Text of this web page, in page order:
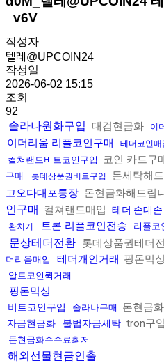
_v6V
작성자
텔레@UPCOIN24
작성일
2026-06-02 15:15
조회
92
솔라나원화구입 대검현금화 이
이더리움 리플코인구매 테더코인매
컬쳐랜드비트코인구입 코인 카드구
구매
롯데상품권비트구입 돈세탁해
고오다대포통장 돈현금화해드립
인구매 컬쳐랜드매입 테더 손대손
환치기 트론 리플코인전송 리플코
문상테더전환 롯데상품권테더
더리움매입
테더개인거래 핑돈믹싱
알트코인퀵거래
핑돈믹싱
비트코인구입 솔라나구매 돈현금
자금현금화 불법자금세탁 tron구입
돈현금화수수료최저
해외선물현금인출